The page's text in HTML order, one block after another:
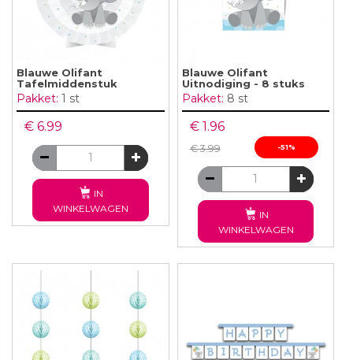
Blauwe Olifant
Tafelmiddenstuk
Pakket: 1 st
€ 6.99
IN
WINKELWAGEN
Blauwe Olifant
Uitnodiging - 8 stuks
Pakket: 8 st
€ 1.96
€ 3.99 -51%
IN
WINKELWAGEN